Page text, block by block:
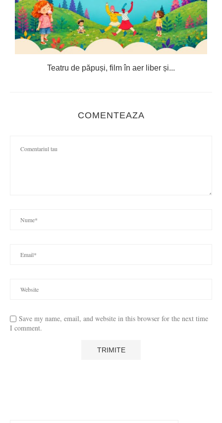
Teatru de păpuși, film în aer liber și...
COMENTEAZA
Save my name, email, and website in this browser for the next time
I comment.